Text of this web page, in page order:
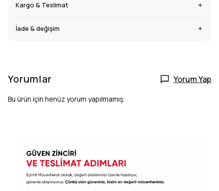
Kargo & Teslimat
İade & değişim
Yorumlar Yorum Yap
Bu ürün için henüz yorum yapılmamış.